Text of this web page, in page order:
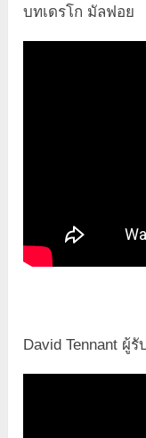
บทเดรโก มัลฟอย
David Tennant ผู้